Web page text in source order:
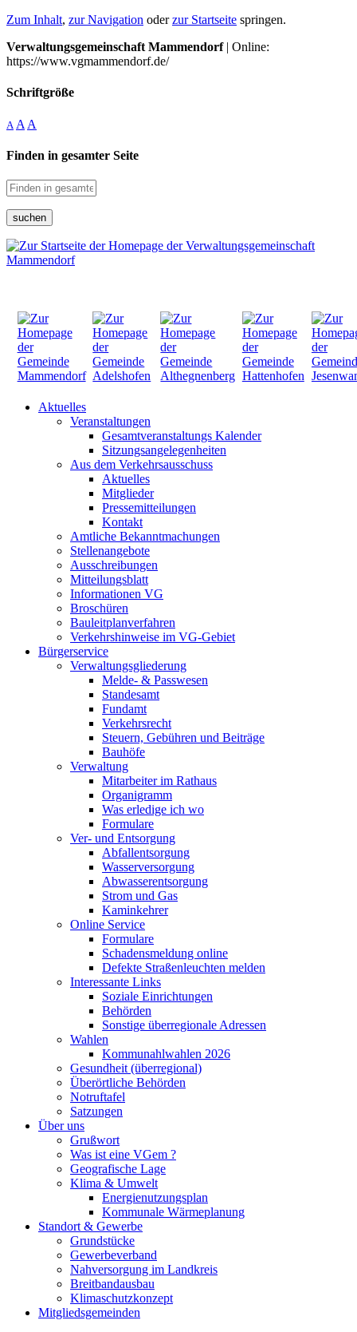
Zum Inhalt, zur Navigation oderzur Startseite springen.
Verwaltungsgemeinschaft Mammendorf| Online:
https://www.vgmammendorf.de/
Schriftgröße
A A A
Finden in gesamter Seite
suchen
Aktuelles
Veranstaltungen
Gesamtveranstaltungs Kalender
Sitzungsangelegenheiten
Aus dem Verkehrsausschuss
Aktuelles
Mitglieder
Pressemitteilungen
Kontakt
Amtliche Bekanntmachungen
Stellenangebote
Ausschreibungen
Mitteilungsblatt
Informationen VG
Broschüren
Bauleitplanverfahren
Verkehrshinweise im VG-Gebiet
Bürgerservice
Verwaltungsgliederung
Melde- & Passwesen
Standesamt
Fundamt
Verkehrsrecht
Steuern, Gebühren und Beiträge
Bauhöfe
Verwaltung
Mitarbeiter im Rathaus
Organigramm
Was erledige ich wo
Formulare
Ver- und Entsorgung
Abfallentsorgung
Wasserversorgung
Abwasserentsorgung
Strom und Gas
Kaminkehrer
Online Service
Formulare
Schadensmeldung online
Defekte Straßenleuchten melden
Interessante Links
Soziale Einrichtungen
Behörden
Sonstige überregionale Adressen
Wahlen
Kommunahlwahlen 2026
Gesundheit (überregional)
Überörtliche Behörden
Notruftafel
Satzungen
Über uns
Grußwort
Was ist eine VGem ?
Geografische Lage
Klima & Umwelt
Energienutzungsplan
Kommunale Wärmeplanung
Standort & Gewerbe
Grundstücke
Gewerbeverband
Nahversorgung im Landkreis
Breitbandausbau
Klimaschutzkonzept
Mitgliedsgemeinden